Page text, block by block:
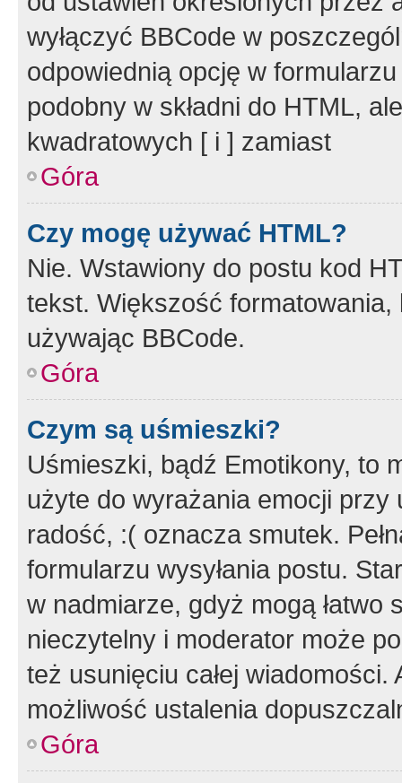
wyłączyć BBCode w
odpowiednią opcję w
podobny w składni do HTML,
kwadratowych [ i ] zamiast
Góra
Czy mogę używać HTML?
Nie. Wstawiony do postu kod
tekst. Większość
używając BBCode.
Góra
Czym są uśmieszki?
Uśmieszki, bądź Emotikony, to
użyte do wyrażania emocji
radość, :( oznacza smutek.
formularzu wysyłania postu.
w nadmiarze, gdyż mogą
nieczytelny i moderator może
też usunięciu całej
możliwość ustalenia
Góra